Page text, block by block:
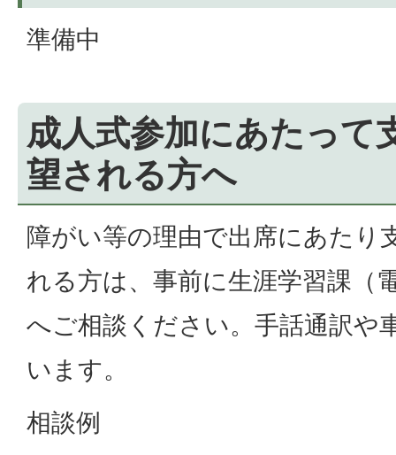
準備中
成人式参加にあたって
望される方へ
障がい等の理由で出席にあたり
れる方は、事前に生涯学習課（
へご相談ください。手話通訳や
います。
相談例